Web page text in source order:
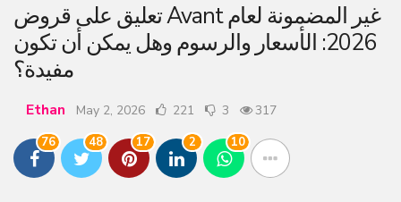
تعليق على قروض Avant غير المضمونة لعام
2026: الأسعار والرسوم وهل يمكن أن تكون
مفيدة؟
Ethan May 2, 2026 221 3 317
76 48 17 2 10